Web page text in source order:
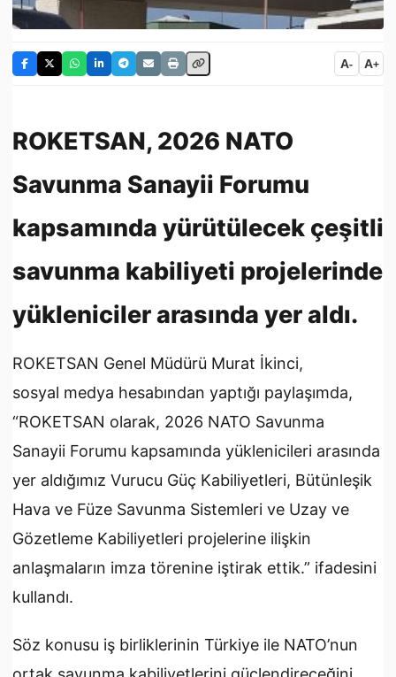
A- A+
ROKETSAN, 2026 NATO
Savunma Sanayii Forumu
kapsamında yürütülecek çeşitli
savunma kabiliyeti projelerinde
yükleniciler arasında yer aldı.
ROKETSAN Genel Müdürü Murat İkinci,
sosyal medya hesabından yaptığı paylaşımda,
“ROKETSAN olarak, 2026 NATO Savunma
Sanayii Forumu kapsamında yüklenicileri arasında
yer aldığımız Vurucu Güç Kabiliyetleri, Bütünleşik
Hava ve Füze Savunma Sistemleri ve Uzay ve
Gözetleme Kabiliyetleri projelerine ilişkin
anlaşmaların imza törenine iştirak ettik.” ifadesini
kullandı.
Söz konusu iş birliklerinin Türkiye ile NATO’nun